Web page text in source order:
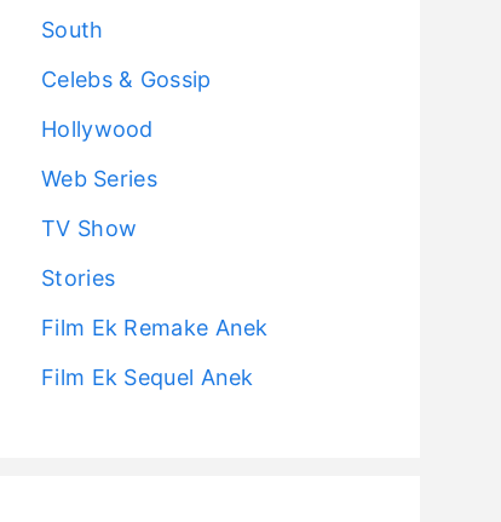
South
Celebs & Gossip
Hollywood
Web Series
TV Show
Stories
Film Ek Remake Anek
Film Ek Sequel Anek